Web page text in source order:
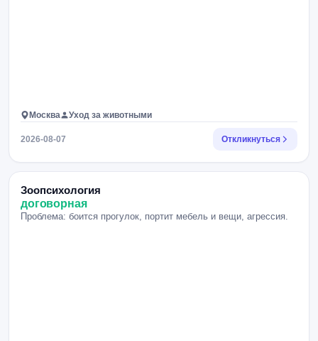
Москва Уход за животными
2026-08-07 Откликнуться
Зоопсихология
договорная
Проблема: боится прогулок, портит мебель и вещи, агрессия.